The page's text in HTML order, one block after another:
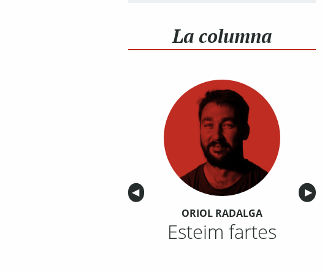
La columna
Anterior
◀︎ ▶︎
ORIOL RADALGA
Esteim fartes